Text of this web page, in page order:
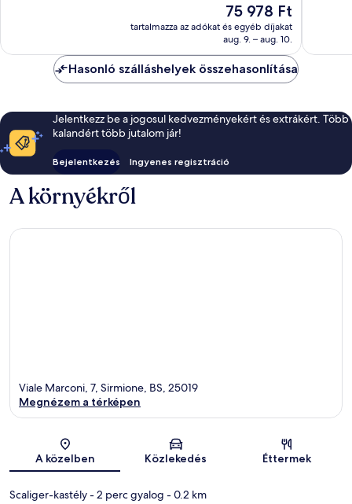
Az
ár
75 978 Ft
75 978 Ft
tartalmazza az adókat és egyéb díjakat
aug. 9. – aug. 10.
Hasonló szálláshelyek összehasonlítása
Jelentkezz be a jogosul kedvezményekért és extrákért. Több
kalandért több jutalom jár!
Bejelentkezés Ingyenes regisztráció
A környékről
Térkép
Viale Marconi, 7, Sirmione, BS, 25019
Megnézem a térképen
A közelben Közlekedés Éttermek
Scaliger-kastély- 2 perc gyalog - 0.2 km